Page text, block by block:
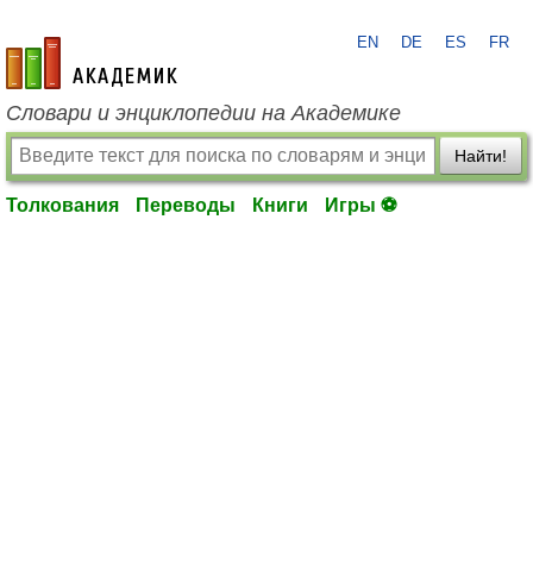
academic.ru
EN DE ES FR
Словари и энциклопедии на Академике
Найти!
Толкования Переводы Книги Игры ⚽